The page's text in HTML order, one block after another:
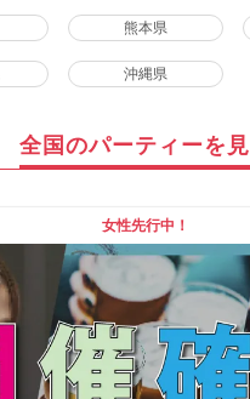
熊本県
沖縄県
全国のパーティーを
女性先行中！